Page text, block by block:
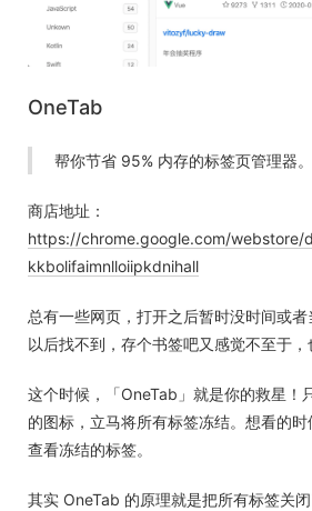
OneTab
帮你节省 95% 内存的标签页管理器。
商店地址：
https://chrome.google.com/webstore/
kkbolifaimnlloiipkdnihall
总有一些网页，打开之后暂时没时间或
以后找不到，存个书签吧又感觉不至于，
这个时候，「OneTab」就是你的救星！
的图标，立马将所有标签冻结。想看的
查看冻结的标签。
其实 OneTab 的原理就是把所有标签关